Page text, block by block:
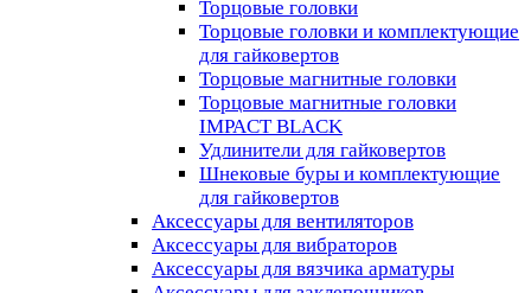
Торцовые головки
Торцовые головки и комплектующие
для гайковертов
Торцовые магнитные головки
Торцовые магнитные головки
IMPACT BLACK
Удлинители для гайковертов
Шнековые буры и комплектующие
для гайковертов
Аксессуары для вентиляторов
Аксессуары для вибраторов
Аксессуары для вязчика арматуры